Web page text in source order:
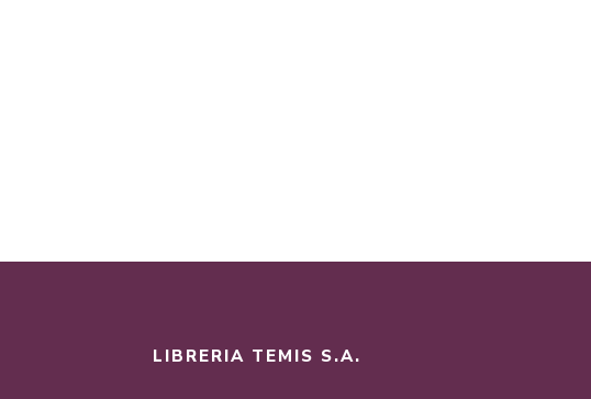
LIBRERIA TEMIS S.A.